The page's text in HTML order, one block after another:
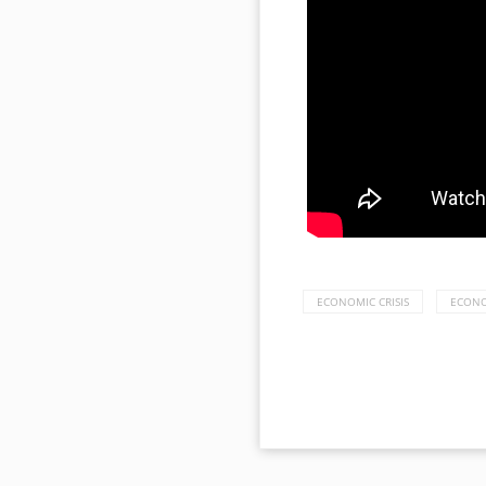
ECONOMIC CRISIS